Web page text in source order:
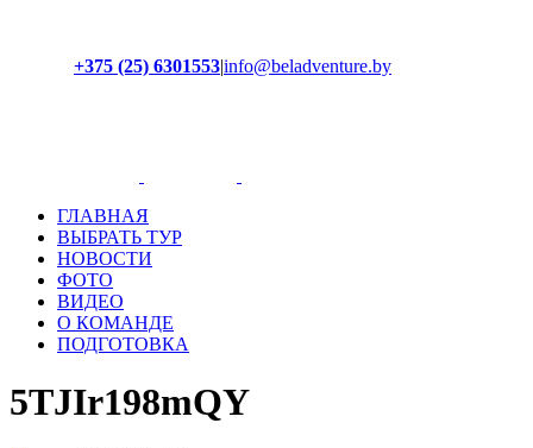
+375 (25) 6301553|info@beladventure.by
ГЛАВНАЯ
ВЫБРАТЬ ТУР
НОВОСТИ
ФОТО
ВИДЕО
О КОМАНДЕ
ПОДГОТОВКА
5TJIr198mQY